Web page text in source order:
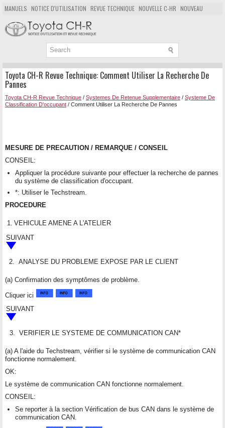
MANUELS NOTICE D'UTILISATION REVUE TECHNIQUE NOUVELLE C-HR NOUVEAU
POPULAIRE
PLAN DU SITE CHERCHER
Toyota CH-R Revue Technique: Comment Utiliser La Recherche De
Pannes
Toyota CH-R Revue Technique / Systemes De Retenue Supplementaire / Systeme De
Classification D'occupant / Comment Utiliser La Recherche De Pannes
MESURE DE PRECAUTION / REMARQUE / CONSEIL
CONSEIL:
Appliquer la procédure suivante pour effectuer la recherche de pannes
du système de classification d'occupant.
*: Utiliser le Techstream.
PROCEDURE
1. VEHICULE AMENE A L'ATELIER
SUIVANT
2. ANALYSE DU PROBLEME EXPOSE PAR LE CLIENT
(a) Confirmation des symptômes de problème.
Cliquer ici
SUIVANT
3. VERIFIER LE SYSTEME DE COMMUNICATION CAN*
(a) A l'aide du Techstream, vérifier si le système de communication CAN
fonctionne normalement.
OK:
Le système de communication CAN fonctionne normalement.
CONSEIL:
Se reporter à la section Vérification de bus CAN dans le système de
communication CAN.